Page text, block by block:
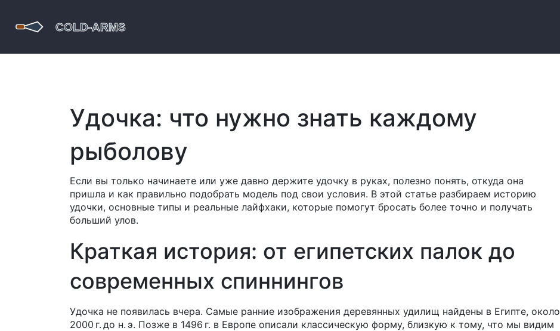
Удочка: что нужно знать каждому
рыболову
Если вы только начинаете или уже давно держите удочку в руках, полезно понять, откуда она
пришла и как правильно подобрать модель под свои условия. В этой статье разбираем историю
удочки, основные типы и реальные лайфхаки, которые помогут бросать более точно и получать
больший улов.
Краткая история: от египетских палок до
современных спиннингов
Удочка не появилась вчера. Самые ранние изображения деревянных удилищ найдены в Египте, около
2000 г. до н. э. Позже в 1496 г. в Европе описали классическую форму, близкую к тому, что мы видим